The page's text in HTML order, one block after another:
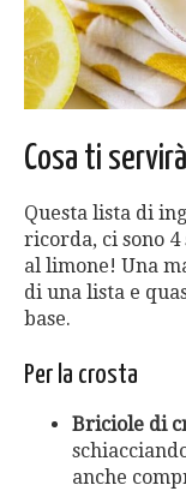
Cosa ti servirà
Questa lista di
ricorda, ci sono
al limone! Una
di una lista e
base.
Per la crosta
Briciole di
anche